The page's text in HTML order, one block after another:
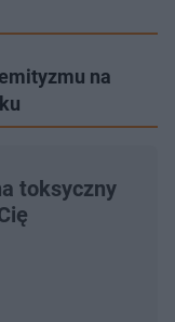
na
toksyczny